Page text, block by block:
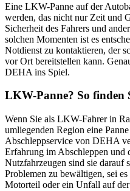
Eine LKW-Panne auf der
werden, das nicht nur Zeit und
Sicherheit des Fahrers und
solchen Momenten ist es
Notdienst zu kontaktieren, der
vor Ort bereitstellen kann.
DEHA ins Spiel.
LKW-Panne? So finden
Wenn Sie als LKW-Fahrer in
umliegenden Region eine
Abschleppservice von DEHA
Erfahrung im Abschleppen und
Nutzfahrzeugen sind sie darauf
Problemen zu bewältigen, sei
Motorteil oder ein Unfall auf